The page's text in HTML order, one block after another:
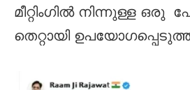
മീറ്റിംഗിൽ നിന്നുള്ള ഒരു
തെറ്റായി